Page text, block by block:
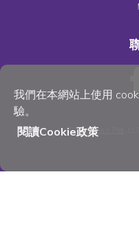
我們在本網站上使用
驗。
閱讀Cookie政策
©Wellness Pet ,